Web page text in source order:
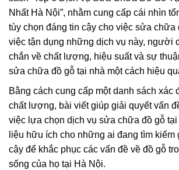
Nhất Hà Nội”, nhằm cung cấp cái nhìn
tùy chọn đáng tin cậy cho việc sửa chữa
việc tận dụng những dịch vụ này, người
chắn về chất lượng, hiệu suất và sự
sửa chữa đồ gỗ tại nhà một cách hiệu
Bằng cách cung cấp một danh sách xác
chất lượng, bài viết giúp giải quyết vấn
việc lựa chọn dịch vụ sửa chữa đồ gỗ
liệu hữu ích cho những ai đang tìm kiếm
cậy để khắc phục các vấn đề về đồ gỗ
sống của họ tại Hà Nội.